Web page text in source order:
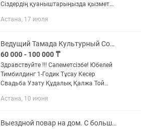
Сіздердің қуаныштарыңызда қызмет
ансамбль! Кәсіби музыканттар
Добрый...
Астана, 17 июля
Ведущий Тамада Культурный Современный с опытом 14лет
60 000 - 100 000 ₸
Здравствуйте !!! Сәлеметсізбе! Юбелей
Тимбилдинг 1-Годик Тұсау Кесер
Свадьба Узату Құдалық Қалжа Той
Организует Проведёт ваш праздник на
Астана, 10 июня
Выездной повар на дом. С большим стажем.